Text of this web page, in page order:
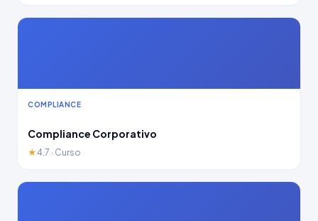
COMPLIANCE
Compliance Corporativo
★4.7 · Curso